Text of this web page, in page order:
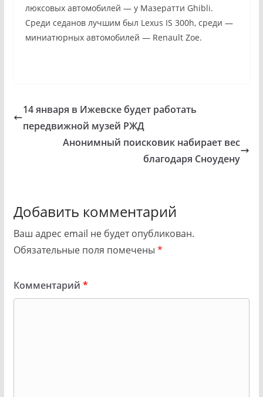
люксовых автомобилей — у Мазератти Ghibli.
Среди седанов лучшим был Lexus IS 300h, среди —
миниатюрных автомобилей — Renault Zoe.
14 января в Ижевске будет работать
передвижной музей РЖД
Анонимный поисковик набирает вес
благодаря Сноудену
Добавить комментарий
Ваш адрес email не будет опубликован.
Обязательные поля помечены *
Комментарий *